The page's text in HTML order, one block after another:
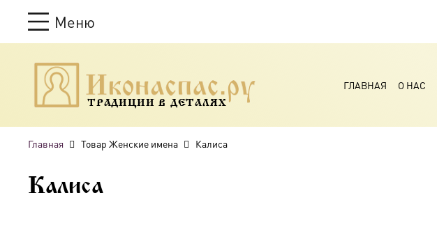
Меню
ТРАДИЦИИ В ДЕТАЛЯХ
ГЛАВНАЯ О НАС
Главная Товар Женские имена Калиса
Калиса